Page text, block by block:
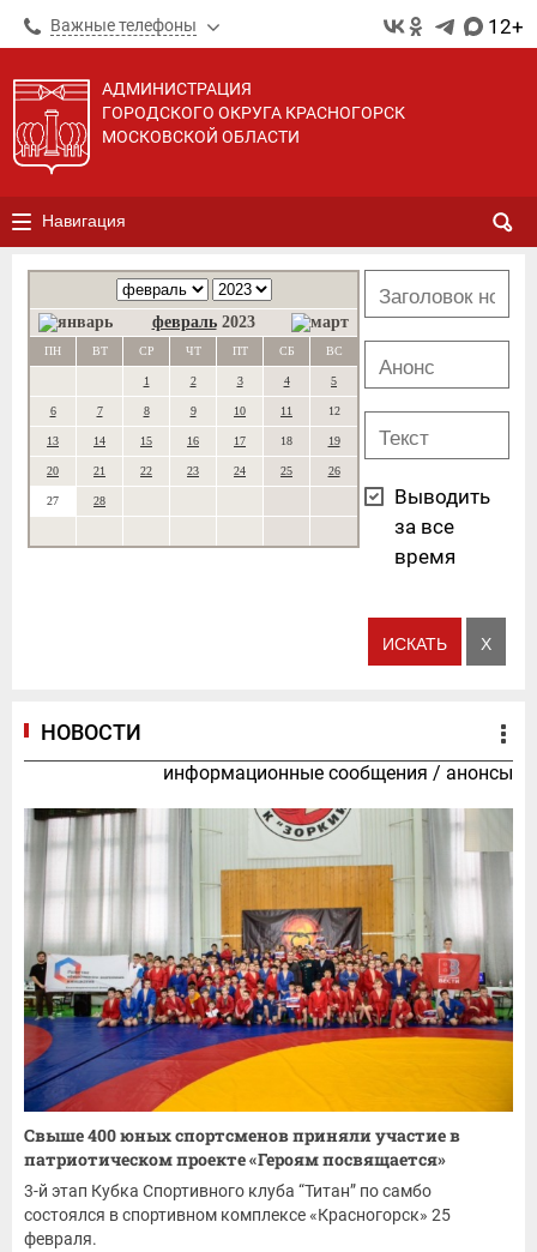
Важные телефоны 12+
АДМИНИСТРАЦИЯ
ГОРОДСКОГО ОКРУГА КРАСНОГОРСК
МОСКОВСКОЙ ОБЛАСТИ
Навигация
февраль 2023
ПН ВТ СР ЧТ ПТ СБ ВС
1 2 3 4 5
6 7 8 9 10 11 12
13 14 15 16 17 18 19
20 21 22 23 24 25 26
27 28
Выводить
за все
время
НОВОСТИ
информационные сообщения / анонсы
Свыше 400 юных спортсменов приняли участие в
патриотическом проекте «Героям посвящается»
3-й этап Кубка Спортивного клуба “Титан” по самбо
состоялся в спортивном комплексе «Красногорск» 25
февраля.